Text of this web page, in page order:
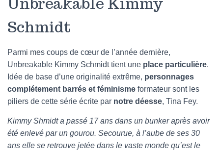
Schmidt
Parmi mes coups de cœur de l’année dernière,
Unbreakable Kimmy Schmidt tient une place particulière.
Idée de base d’une originalité extrême, personnages
complétement barrés et féminisme formateur sont les
piliers de cette série écrite par notre déesse, Tina Fey.
Kimmy Shmidt a passé 17 ans dans un bunker après avoir
été enlevé par un gourou. Secourue, à l’aube de ses 30
ans elle se retrouve jetée dans le vaste monde qu’est le